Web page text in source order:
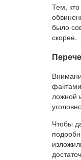
Тем,
было
скорее.
ложной
Чтобы